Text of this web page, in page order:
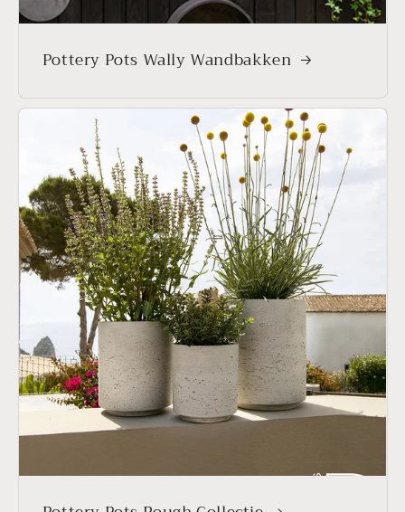
Pottery Pots Wally Wandbakken